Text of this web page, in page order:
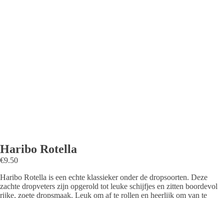
Haribo Rotella
€9.50
Haribo Rotella is een echte klassieker onder de dropsoorten. Deze
zachte dropveters zijn opgerold tot leuke schijfjes en zitten boordevol
rijke, zoete dropsmaak. Leuk om af te rollen en heerlijk om van te